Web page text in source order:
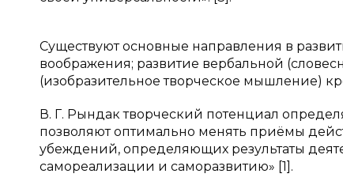
Существуют основные направления в
воображения; развитие вербальной
(изобразительное творческое мышление)
В. Г. Рындак творческий потенциал
позволяют оптимально менять приёмы
убеждений, определяющих результаты
самореализации и саморазвитию» [1].